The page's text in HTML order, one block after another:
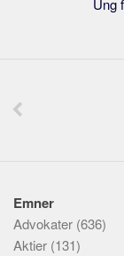
Ung
Emner
Advokater (636)
Aktier (131)